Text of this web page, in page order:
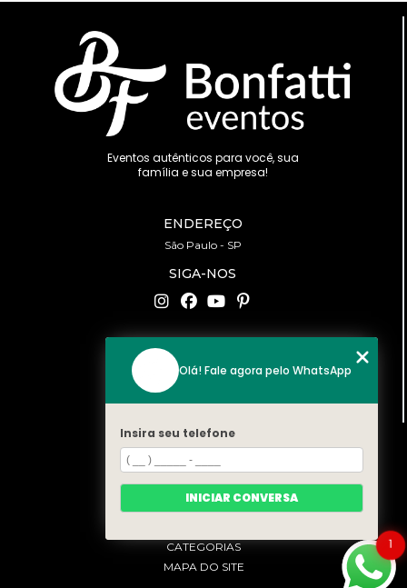
Eventos autênticos para você, sua
família e sua empresa!
ENDEREÇO
São Paulo - SP
SIGA-NOS
CONTATO
(11) 94519-2422
contato@bonfattieventos.com.br
MENU
HOME
A BONFATTI
CATEGORIAS
MAPA DO SITE
1
Olá! Fale agora pelo WhatsApp
Insira seu telefone
INICIAR CONVERSA